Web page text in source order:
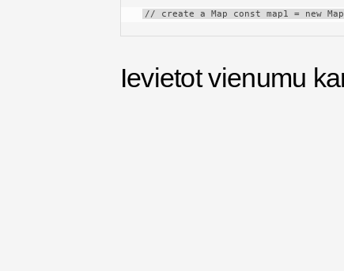
// create a Map const map1 = new
Ievietot vienumu